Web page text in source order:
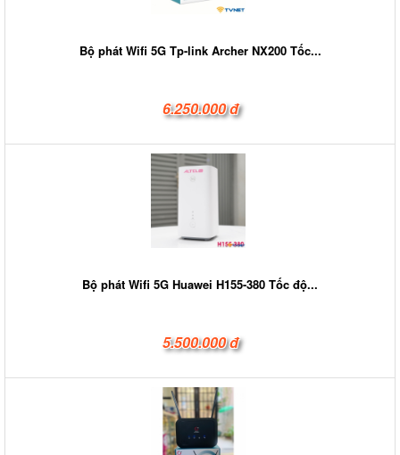
Bộ phát Wifi 5G Tp-link Archer NX200 Tốc...
6.250.000 đ
Bộ phát Wifi 5G Huawei H155-380 Tốc độ...
5.500.000 đ